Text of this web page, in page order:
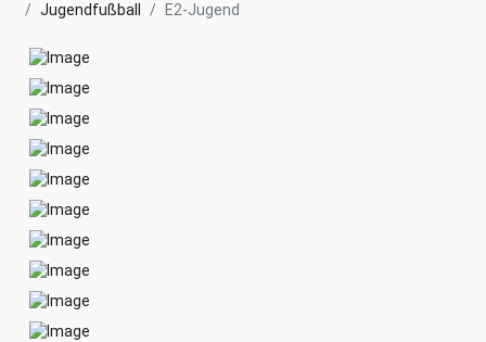
Jugendfußball
E2-Jugend